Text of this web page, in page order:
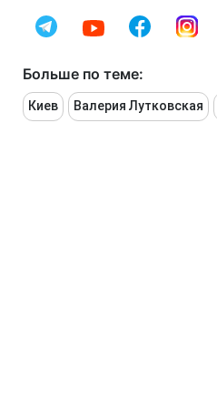
Больше по теме:
Киев Валерия Лутковская